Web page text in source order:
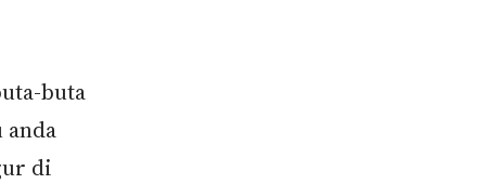
buta
anda
di